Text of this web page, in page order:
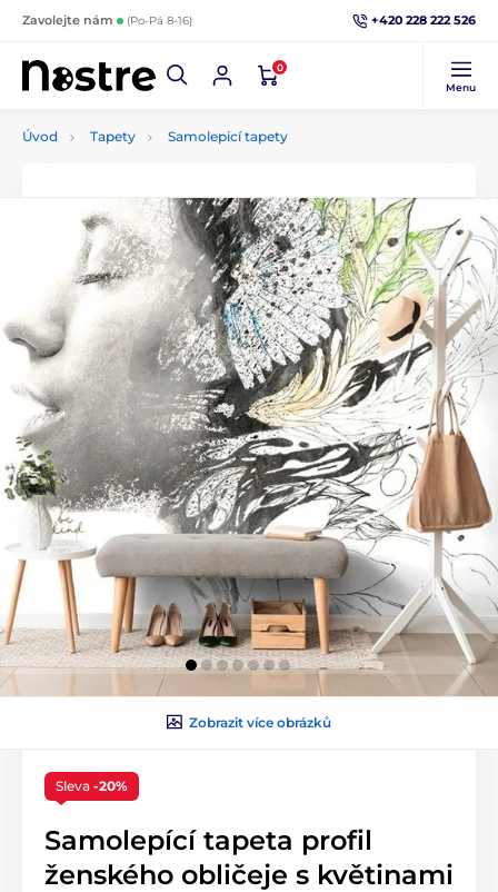
Zavolejte nám (Po-Pá 8-16) +420 228 222 526
0
Menu
Úvod Tapety Samolepicí tapety
Zobrazit více obrázků
Sleva -20%
Samolepící tapeta profil
ženského obličeje s květinami